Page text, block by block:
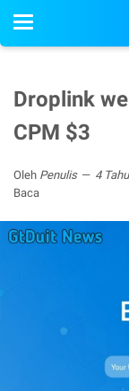
Droplink
CPM $3
Oleh Penulis 4
Baca